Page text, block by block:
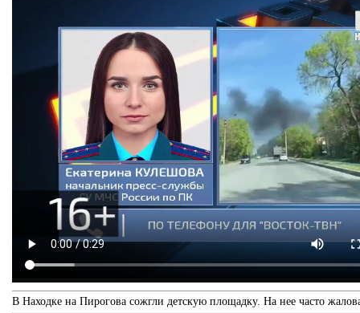
В Находке на Пирогова сожгли детскую площадку. На нее часто